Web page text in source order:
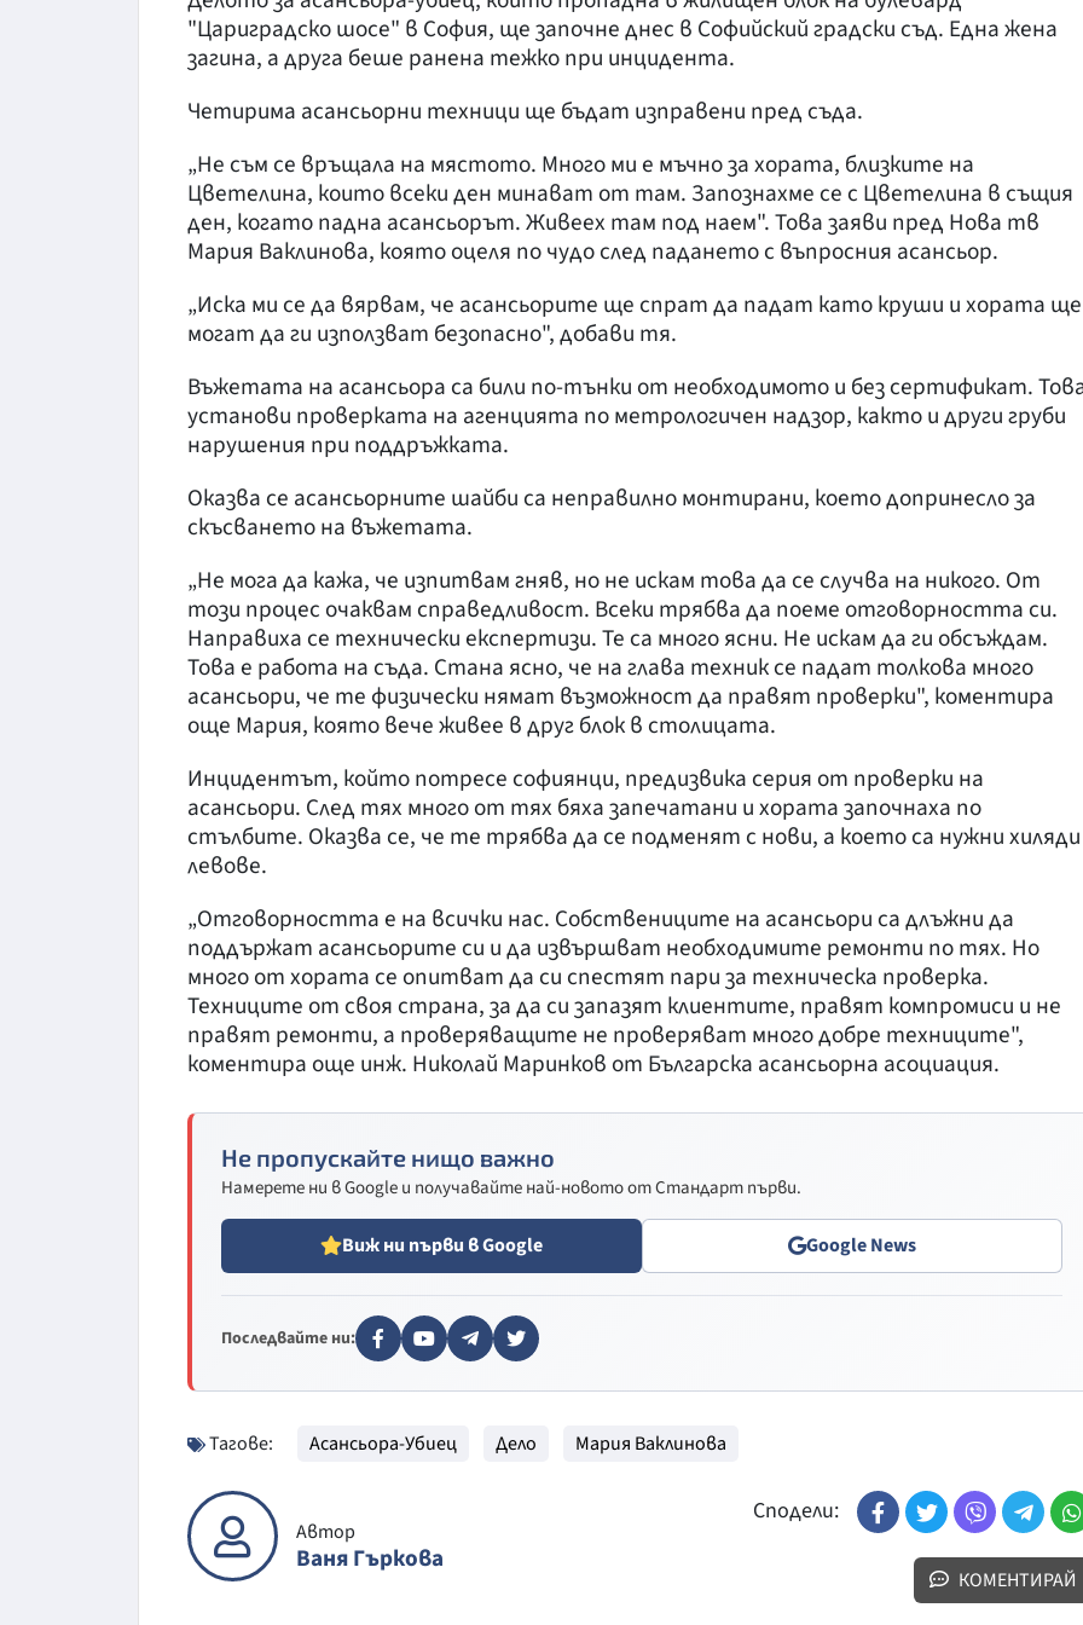
"Цариградско шосе" в София, ще започне днес в Софийский градски съд. Една жена
загина, а друга беше ранена тежко при инцидента.
Четирима асансьорни техници ще бъдат изправени пред съда.
„Не съм се връщала на мястото. Много ми е мъчно за хората, близките на
Цветелина, които всеки ден минават от там. Запознахме се с Цветелина в същия
ден, когато падна асансьорът. Живеех там под наем". Това заяви пред Нова тв
Мария Ваклинова, която оцеля по чудо след падането с въпросния асансьор.
„Иска ми се да вярвам, че асансьорите ще спрат да падат като круши и хората ще
могат да ги използват безопасно", добави тя.
Въжетата на асансьора са били по-тънки от необходимото и без сертификат.
установи проверката на агенцията по метрологичен надзор, както и други груби
нарушения при поддръжката.
Оказва се асансьорните шайби са неправилно монтирани, което допринесло за
скъсването на въжетата.
„Не мога да кажа, че изпитвам гняв, но не искам това да се случва на никого. От
този процес очаквам справедливост. Всеки трябва да поеме отговорността си.
Направиха се технически експертизи. Те са много ясни. Не искам да ги обсъждам.
Това е работа на съда. Стана ясно, че на глава техник се падат толкова много
асансьори, че те физически нямат възможност да правят проверки", коментира
още Мария, която вече живее в друг блок в столицата.
Инцидентът, който потресе софиянци, предизвика серия от проверки на
асансьори. След тях много от тях бяха запечатани и хората започнаха по
стълбите. Оказва се, че те трябва да се подменят с нови, а което са нужни хиляди
левове.
„Отговорността е на всички нас. Собствениците на асансьори са длъжни да
поддържат асансьорите си и да извършват необходимите ремонти по тях. Но
много от хората се опитват да си спестят пари за техническа проверка.
Техниците от своя страна, за да си запазят клиентите, правят компромиси и не
правят ремонти, а проверяващите не проверяват много добре техниците",
коментира още инж. Николай Маринков от Българска асансьорна асоциация.
Не пропускайте нищо важно
Намерете ни в Google и получавайте най-новото от Стандарт първи.
Виж ни първи в Google Google News
Последвайте ни:
Тагове: Асансьора-Убиец Дело Мария Ваклинова
Автор
Ваня Гъркова
Сподели:
КОМЕНТИРАЙ